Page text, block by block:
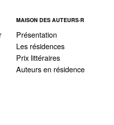
MAISON DES AUTEURS·R
Présentation
Les résidences
Prix littéraires
Auteurs en résidence